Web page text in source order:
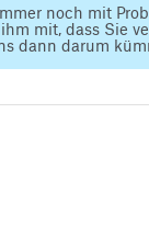
noch mit
mit, dass Sie
dann darum